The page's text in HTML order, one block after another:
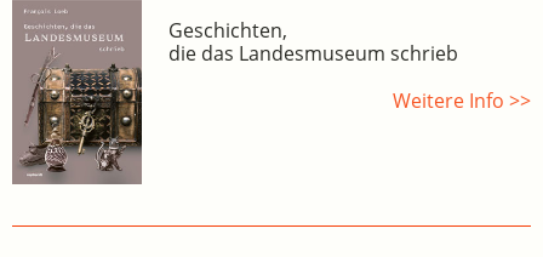
Geschichten,
die das Landesmuseum schrieb
Weitere Info >>